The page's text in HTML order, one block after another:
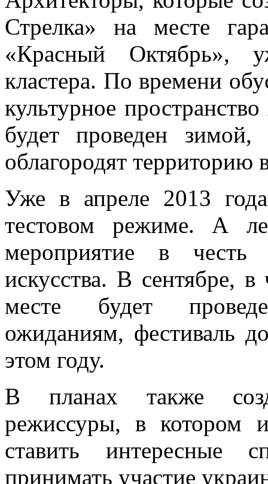
Стрелка» на месте
«Красный Октябрь»,
кластера. По времени
культурное
будет проведен
облагородят территорию
Уже в апреле 2013
тестовом режиме. А
мероприятие в честь
искусства. В сентябре,
месте будет
ожиданиям, фестиваль
этом году.
В планах также
режиссуры, в котором
ставить интересные
принимать участие